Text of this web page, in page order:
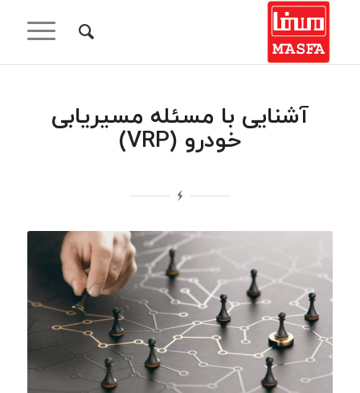
آشنایی با مسئله مسیریابی
خودرو (VRP)